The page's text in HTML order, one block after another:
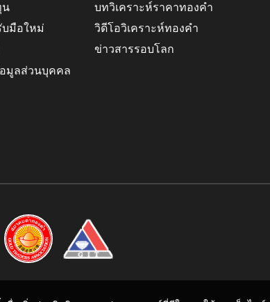
น
มือใหม่
มูลส่วนบุคคล
บทวิเคราะห์ราคาทองคำ
วิดีโอวิเคราะห์ทองคำ
ข่าวสารรอบโลก